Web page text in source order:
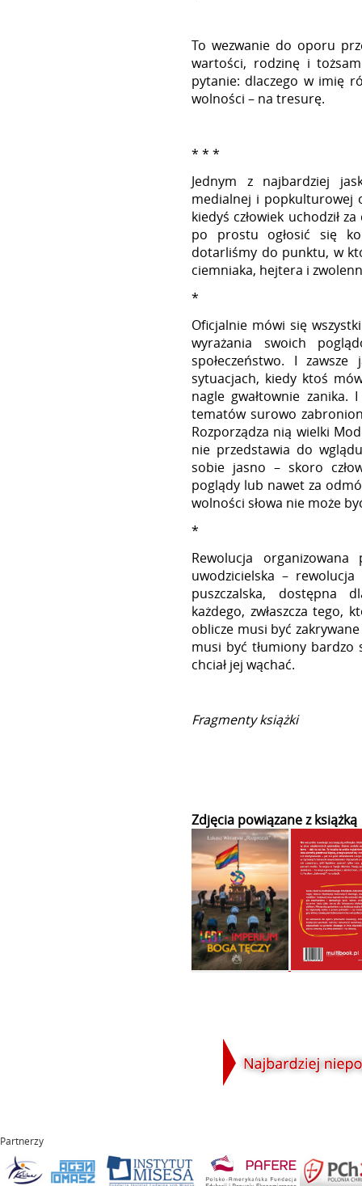
To wezwanie do oporu
wartości, rodzinę i
pytanie: dlaczego w imię
wolności – na tresurę.
* * *
Jednym z najbardziej
medialnej i popkulturowej
kiedyś człowiek uchodził
po prostu ogłosić się
dotarliśmy do punktu, w
ciemniaka, hejtera i
*
Oficjalnie mówi się
wyrażania swoich
społeczeństwo. I
sytuacjach, kiedy ktoś
nagle gwałtownie
tematów surowo
Rozporządza nią wielki
nie przedstawia do
sobie jasno – skoro
poglądy lub nawet za
wolności słowa nie może
*
Rewolucja
uwodzicielska –
puszczalska, dostępna
każdego, zwłaszcza tego,
oblicze musi być
musi być tłumiony
chciał jej wąchać.
Fragmenty książki
Zdjęcia powiązane z książką
Partnerzy